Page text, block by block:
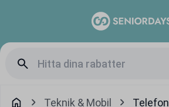
Teknik & Mobil Telefon